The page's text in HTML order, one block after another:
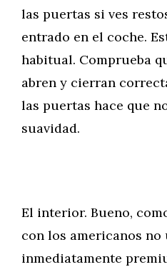
las puertas si ves
entrado en el coche.
habitual. Comprueba
abren y cierran
las puertas hace que
suavidad.
El interior. Bueno,
con los americanos no
inmediatamente